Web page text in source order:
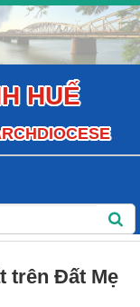
HUẾ
trên Đất Mẹ